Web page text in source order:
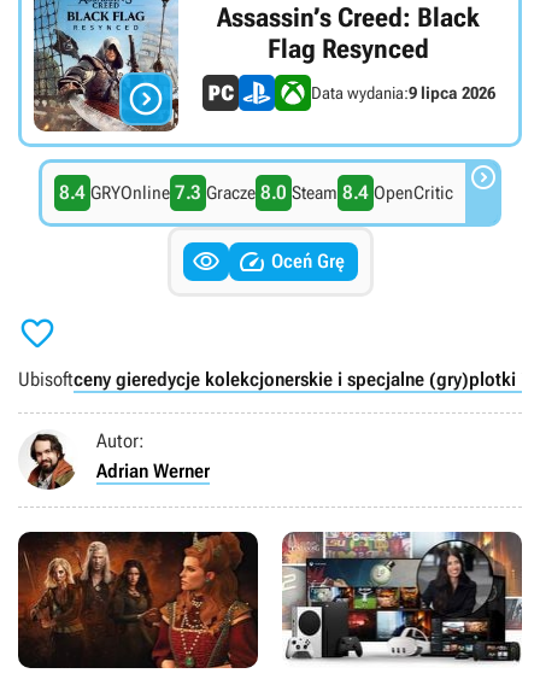

Assassin’s Creed: Black
Flag Resynced
Data wydania:9 lipca 2026
8.4 GRYOnline 7.3 Gracze 8.0 Steam 8.4 OpenCritic 
  Oceń Grę

Ubisoftceny gieredycje kolekcjonerskie i specjalne (gry)plotki i
Autor:
Adrian Werner